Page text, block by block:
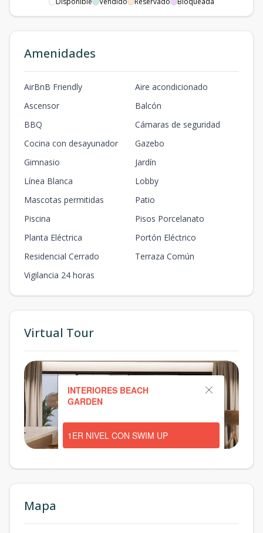
Amenidades
AirBnB Friendly
Aire acondicionado
Ascensor
Balcón
BBQ
Cámaras de seguridad
Cocina con desayunador
Gazebo
Gimnasio
Jardín
Línea Blanca
Lobby
Mascotas permitidas
Patio
Piscina
Pisos Porcelanato
Planta Eléctrica
Portón Eléctrico
Residencial Cerrado
Terraza Común
Vigilancia 24 horas
Virtual Tour
Mapa